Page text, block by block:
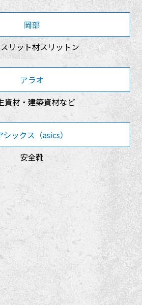
岡部
リット材スリットン
アラオ
資材・建築資材など
シックス（asics）
安全靴